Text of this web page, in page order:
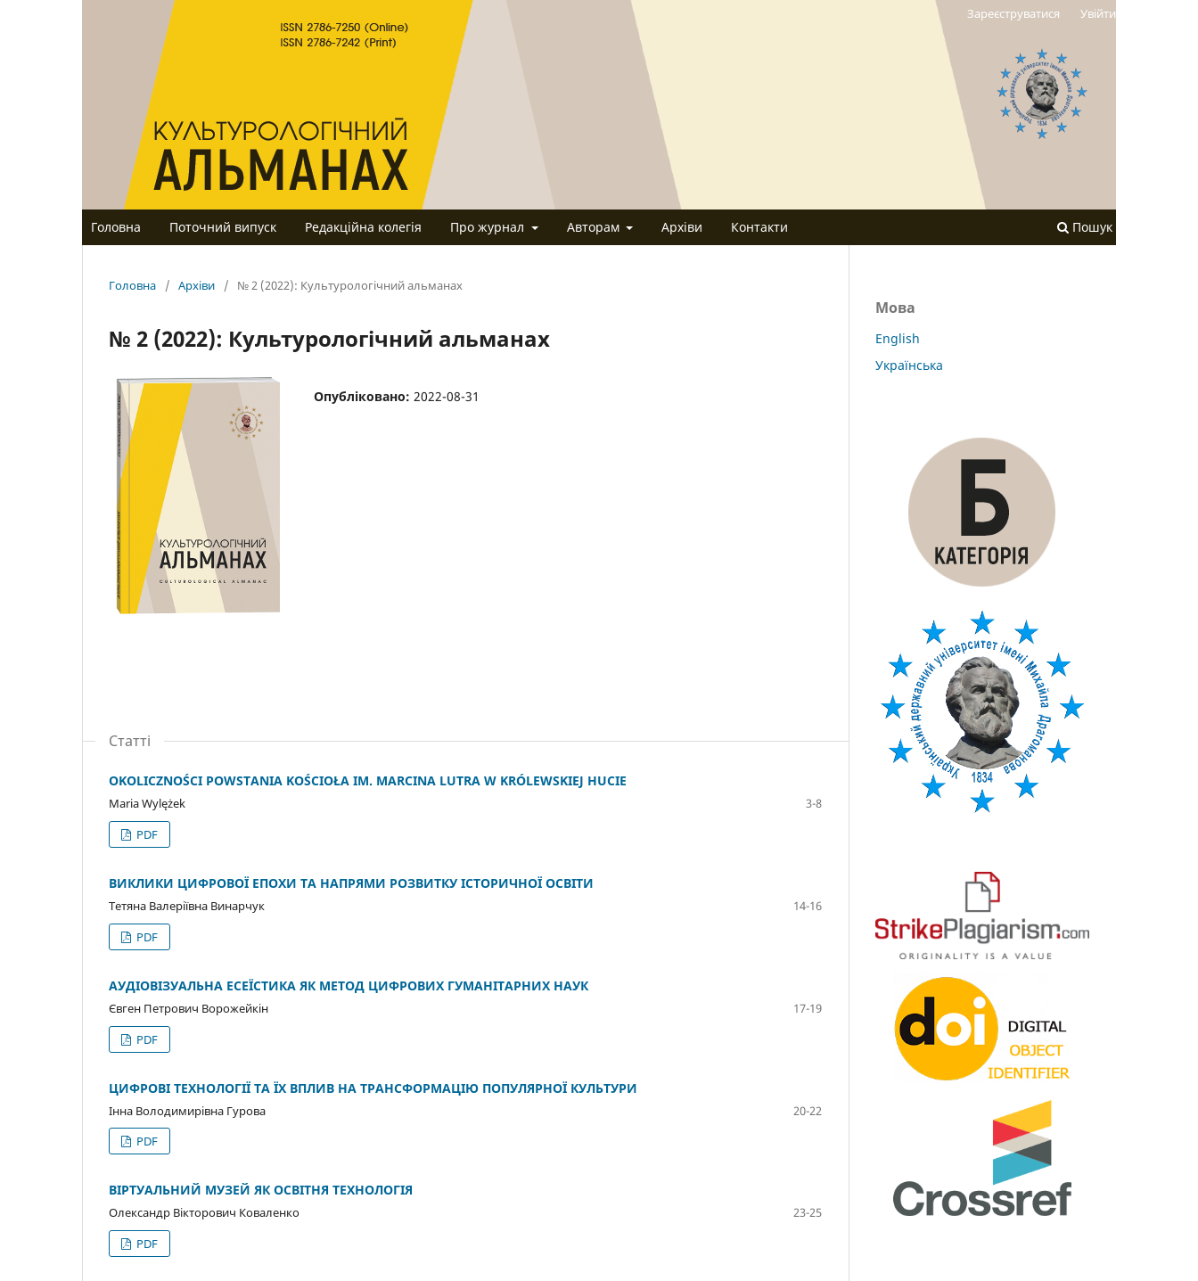
Головна Поточний випуск Редакційна колегія Про журнал Авторам Архіви Контакти Пошук
Зареєструватися Увійти
Головна / Архіви / № 2 (2022): Культурологічний альманах
№ 2 (2022): Культурологічний альманах
Опубліковано: 2022-08-31
Статті
OKOLICZNOŚCI POWSTANIA KOŚCIOŁA IM. MARCINA LUTRA W KRÓLEWSKIEJ HUCIE
Maria Wylężek
3-8
PDF
ВИКЛИКИ ЦИФРОВОЇ ЕПОХИ ТА НАПРЯМИ РОЗВИТКУ ІСТОРИЧНОЇ ОСВІТИ
Тетяна Валеріївна Винарчук
14-16
PDF
АУДІОВІЗУАЛЬНА ЕСЕЇСТИКА ЯК МЕТОД ЦИФРОВИХ ГУМАНІТАРНИХ НАУК
Євген Петрович Ворожейкін
17-19
PDF
ЦИФРОВІ ТЕХНОЛОГІЇ ТА ЇХ ВПЛИВ НА ТРАНСФОРМАЦІЮ ПОПУЛЯРНОЇ КУЛЬТУРИ
Інна Володимирівна Гурова
20-22
PDF
ВІРТУАЛЬНИЙ МУЗЕЙ ЯК ОСВІТНЯ ТЕХНОЛОГІЯ
Олександр Вікторович Коваленко
23-25
PDF
Мова
English
Українська